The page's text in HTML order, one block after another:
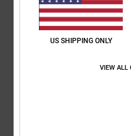
5
US SHIPPING ONLY
VIEW ALL